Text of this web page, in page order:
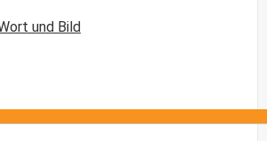
und Bild